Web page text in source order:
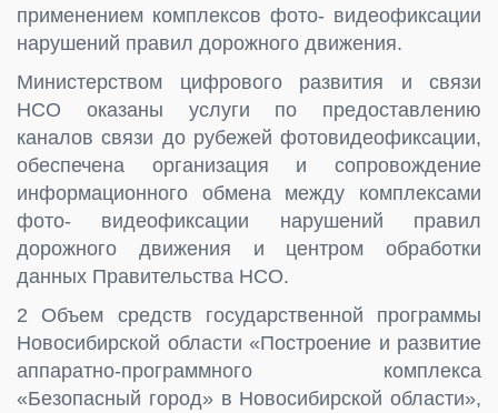
применением комплексов фото- видеофиксации
нарушений правил дорожного движения.
Министерством цифрового развития и связи
НСО оказаны услуги по предоставлению
каналов связи до рубежей фотовидеофиксации,
обеспечена организация и сопровождение
информационного обмена между комплексами
фото- видеофиксации нарушений правил
дорожного движения и центром обработки
данных Правительства НСО.
2 Объем средств государственной программы
Новосибирской области «Построение и развитие
аппаратно-программного комплекса
«Безопасный город» в Новосибирской области»,